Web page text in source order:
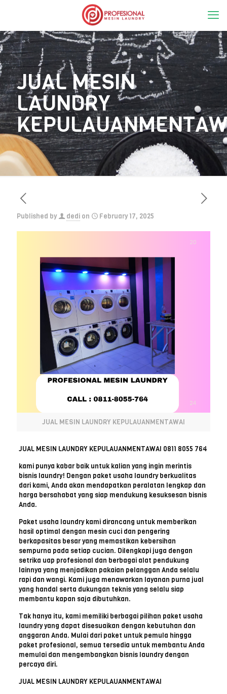
JUAL MESIN
LAUNDRY
Published by dedi on February 17, 2025
JUAL MESIN LAUNDRY KEPULAUANMENTAWAI
JUAL MESIN LAUNDRY KEPULAUANMENTAWAI 0811 8055 764
kami punya kabar baik untuk kalian yang ingin merintis
bisnis laundry! Dengan paket usaha laundry berkualitas
dari kami, Anda akan mendapatkan peralatan lengkap dan
harga bersahabat yang siap mendukung kesuksesan bisnis
Anda.
Paket usaha laundry kami dirancang untuk memberikan
hasil optimal dengan mesin cuci dan pengering
berkapasitas besar yang memastikan kebersihan
sempurna pada setiap cucian. Dilengkapi juga dengan
setrika uap profesional dan berbagai alat pendukung
lainnya yang menjadikan pakaian pelanggan Anda selalu
rapi dan wangi. Kami juga menawarkan layanan purna jual
yang handal serta dukungan teknis yang selalu siap
membantu kapan saja dibutuhkan.
Tak hanya itu, kami memiliki berbagai pilihan paket usaha
laundry yang dapat disesuaikan dengan kebutuhan dan
anggaran Anda. Mulai dari paket untuk pemula hingga
paket profesional, semua tersedia untuk membantu Anda
memulai dan mengembangkan bisnis laundry dengan
percaya diri.
JUAL MESIN LAUNDRY KEPULAUANMENTAWAI